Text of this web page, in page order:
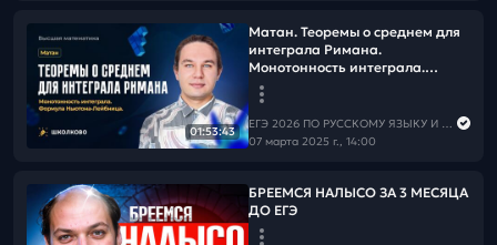
01:53:43
Матан. Теоремы о среднем для
интеграла Римана.
Монотонность интеграла.
Формула Ньютона-Лейбница.
ЕГЭ 2026 ПО РУССКОМУ ЯЗЫКУ И МАТЕМАТИКЕ
07 марта 2025 г., 14:00
БРЕЕМСЯ НАЛЫСО ЗА 3 МЕСЯЦА
ДО ЕГЭ